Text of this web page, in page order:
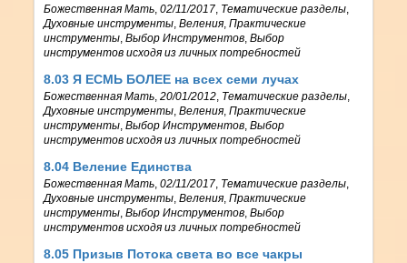
Божественная Мать,02/11/2017, Тематические разделы,
Духовные инструменты,Веления,Практические
инструменты,Выбор Инструментов,Выбор
инструментов исходя из личных потребностей
8.03 Я ЕСМЬ БОЛЕЕ на всех семи лучах
Божественная Мать,20/01/2012, Тематические разделы,
Духовные инструменты,Веления,Практические
инструменты,Выбор Инструментов,Выбор
инструментов исходя из личных потребностей
8.04 Веление Единства
Божественная Мать,02/11/2017, Тематические разделы,
Духовные инструменты,Веления,Практические
инструменты,Выбор Инструментов,Выбор
инструментов исходя из личных потребностей
8.05 Призыв Потока света во все чакры